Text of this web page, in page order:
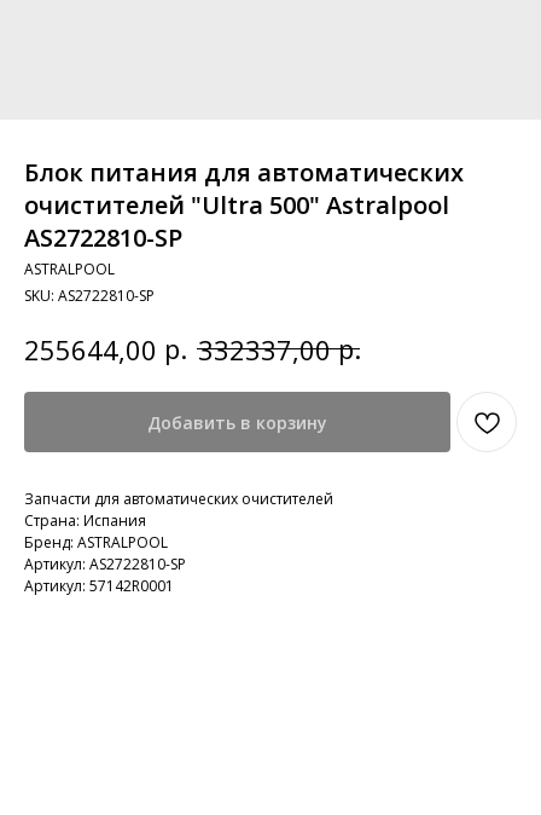
Блок питания для автоматических
очистителей "Ultra 500" Astralpool
AS2722810-SP
ASTRALPOOL
SKU: AS2722810-SP
255644,00 р. 332337,00 р.
Добавить в корзину
Запчасти для автоматических очистителей
Страна: Испания
Бренд: ASTRALPOOL
Артикул: AS2722810-SP
Артикул: 57142R0001